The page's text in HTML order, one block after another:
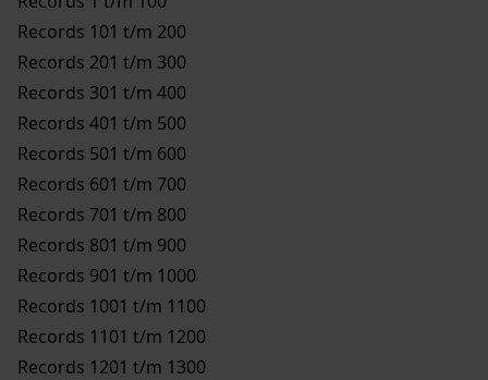
Records 101 t/m 200
Records 201 t/m 300
Records 301 t/m 400
Records 401 t/m 500
Records 501 t/m 600
Records 601 t/m 700
Records 701 t/m 800
Records 801 t/m 900
Records 901 t/m 1000
Records 1001 t/m 1100
Records 1101 t/m 1200
Records 1201 t/m 1300